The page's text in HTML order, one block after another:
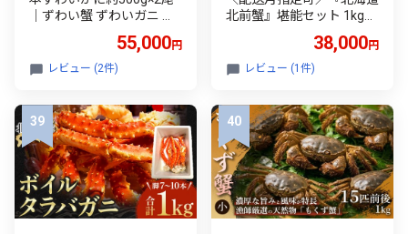
｜ずわい蟹 ずわいガニ ズ
ずわいがに カニ 蟹 かに か
にしゃぶ カニしゃぶ 蟹し
魚貝類 魚介類 ボイル 国産
富山 富山湾 北陸 富山カニ
北陸カニ 富山かに 北陸か
に 富山蟹 北陸蟹 ※2026年
11月～発送
55,000円
レビュー (2件)
北前蟹』堪能セット 1kg
ョン］各500g 北海道日
本海産紅ずわいがに カニ
本場の味をお届け むき身
なのではずれなし！ 新鮮
生冷かに脚＆ボイルかに
爪 かにしゃぶ しゃぶし
ゃぶ かに鍋 国産 かに
足 北海道産べにずわいが
に ギフト 贈答用
38,000円
レビュー (1件)